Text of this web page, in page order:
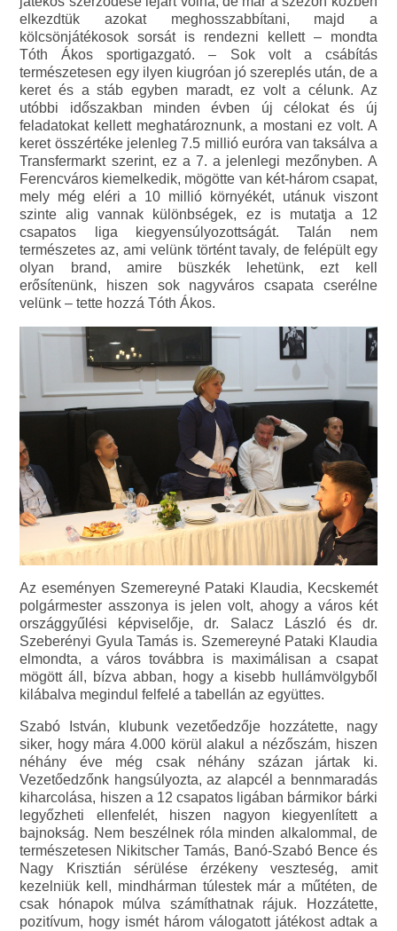
elkezdtük azokat meghosszabbítani, majd a
kölcsönjátékosok sorsát is rendezni kellett – mondta
Tóth Ákos sportigazgató. – Sok volt a csábítás
természetesen egy ilyen kiugróan jó szereplés után, de a
keret és a stáb egyben maradt, ez volt a célunk. Az
utóbbi időszakban minden évben új célokat és új
feladatokat kellett meghatároznunk, a mostani ez volt. A
keret összértéke jelenleg 7.5 millió euróra van taksálva a
Transfermarkt szerint, ez a 7. a jelenlegi mezőnyben. A
Ferencváros kiemelkedik, mögötte van két-három csapat,
mely még eléri a 10 millió környékét, utánuk viszont
szinte alig vannak különbségek, ez is mutatja a 12
csapatos liga kiegyensúlyozottságát. Talán nem
természetes az, ami velünk történt tavaly, de felépült egy
olyan brand, amire büszkék lehetünk, ezt kell
erősítenünk, hiszen sok nagyváros csapata cserélne
velünk – tette hozzá Tóth Ákos.
Az eseményen Szemereyné Pataki Klaudia, Kecskemét
polgármester asszonya is jelen volt, ahogy a város két
országgyűlési képviselője, dr. Salacz László és dr.
Szeberényi Gyula Tamás is. Szemereyné Pataki Klaudia
elmondta, a város továbbra is maximálisan a csapat
mögött áll, bízva abban, hogy a kisebb hullámvölgyből
kilábalva megindul felfelé a tabellán az együttes.
Szabó István, klubunk vezetőedzője hozzátette, nagy
siker, hogy mára 4.000 körül alakul a nézőszám, hiszen
néhány éve még csak néhány százan jártak ki.
Vezetőedzőnk hangsúlyozta, az alapcél a bennmaradás
kiharcolása, hiszen a 12 csapatos ligában bármikor bárki
legyőzheti ellenfelét, hiszen nagyon kiegyenlített a
bajnokság. Nem beszélnek róla minden alkalommal, de
természetesen Nikitscher Tamás, Banó-Szabó Bence és
Nagy Krisztián sérülése érzékeny veszteség, amit
kezelniük kell, mindhárman túlestek már a műtéten, de
csak hónapok múlva számíthatnak rájuk. Hozzátette,
pozitívum, hogy ismét három válogatott játékost adtak a